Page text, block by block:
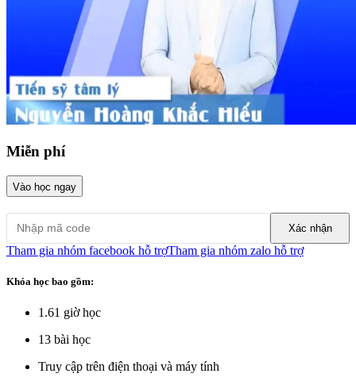
Miễn phí
Vào học ngay
Xác nhận
Tham gia nhóm facebook hỗ trợTham gia nhóm zalo hỗ trợ
Khóa học bao gồm:
1.61 giờ học
13 bài học
Truy cập trên điện thoại và máy tính